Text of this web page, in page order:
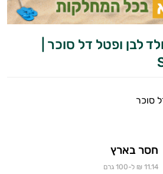
לבן ופטל דל סוכר |
סוכר
חסר בארץ
11.14 ₪ ל-100 גרם